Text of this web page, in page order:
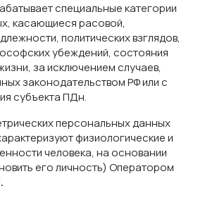
специальные категории
касающиеся расовой,
политических взглядов,
убеждений, состояния
за исключением случаев,
законодательством РФ или с
субъекта ПДн.
персональных данных
физиологические и
человека, на основании
его личность) Оператором